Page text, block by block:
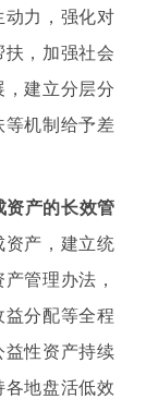
动力，强化对
，加强社会
建立分层分
等机制给予差
资产的长效管
资产，建立统
管理办法，
分配等全程
益性资产持续
各地盘活低效